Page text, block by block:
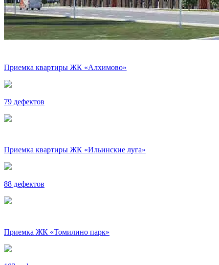
Приемка квартиры ЖК «Алхимово»
79 дефектов
Приемка квартиры ЖК «Ильинские луга»
88 дефектов
Приемка ЖК «Томилино парк»